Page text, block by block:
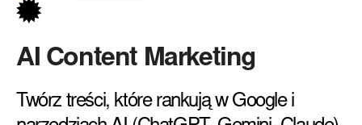
AI Content Marketing
Twórz treści, które rankują w Google i